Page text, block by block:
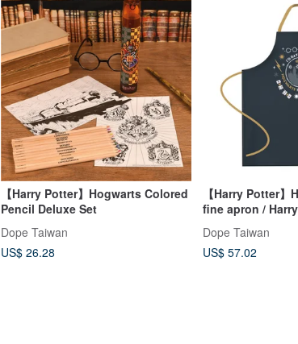
【Harry Potter】Hogwarts Colored
Pencil Deluxe Set
Dope Taiwan
US$ 26.28
【Harry Potter
fine apron /
Dope Taiwan
US$ 57.02